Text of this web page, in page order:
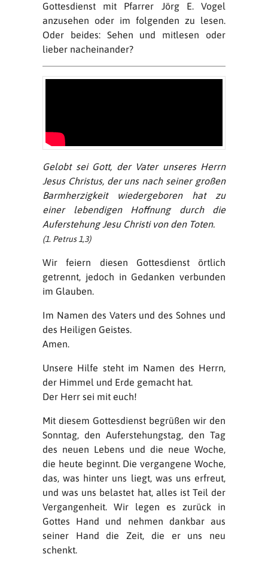
Gottesdienst mit Pfarrer Jörg E. Vogel
anzusehen oder im folgenden zu lesen.
Oder beides: Sehen und mitlesen oder
lieber nacheinander?
Gelobt sei Gott, der Vater unseres Herrn
Jesus Christus, der uns nach seiner großen
Barmherzigkeit wiedergeboren hat zu
einer lebendigen Hoffnung durch die
Auferstehung Jesu Christi von den Toten.
(1. Petrus 1,3)
Wir feiern diesen Gottesdienst örtlich
getrennt, jedoch in Gedanken verbunden
im Glauben.
Im Namen des Vaters und des Sohnes und
des Heiligen Geistes.
Amen.
Unsere Hilfe steht im Namen des Herrn,
der Himmel und Erde gemacht hat.
Der Herr sei mit euch!
Mit diesem Gottesdienst begrüßen wir den
Sonntag, den Auferstehungstag, den Tag
des neuen Lebens und die neue Woche,
die heute beginnt. Die vergangene Woche,
das, was hinter uns liegt, was uns erfreut,
und was uns belastet hat, alles ist Teil der
Vergangenheit. Wir legen es zurück in
Gottes Hand und nehmen dankbar aus
seiner Hand die Zeit, die er uns neu
schenkt.